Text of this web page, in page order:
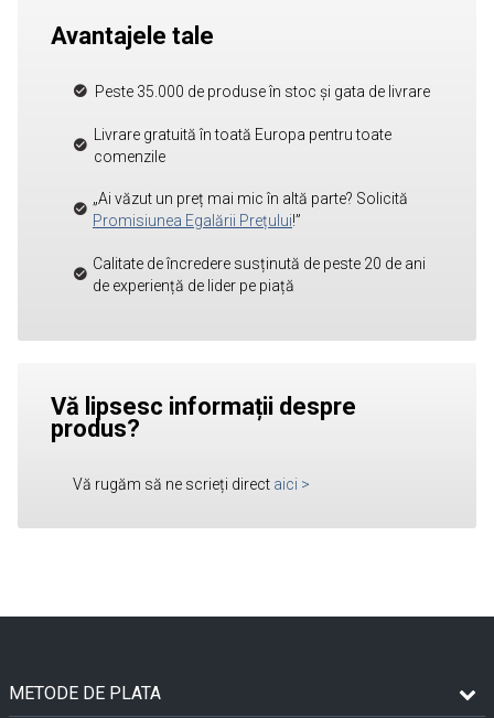
Avantajele tale
Peste 35.000 de produse în stoc și gata de livrare
Livrare gratuită în toată Europa pentru toate
comenzile
„Ai văzut un preț mai mic în altă parte? Solicită
Promisiunea Egalării Prețului!”
Calitate de încredere susținută de peste 20 de ani
de experiență de lider pe piață
Vă lipsesc informații despre
produs?
Vă rugăm să ne scrieți direct aici >
METODE DE PLATA